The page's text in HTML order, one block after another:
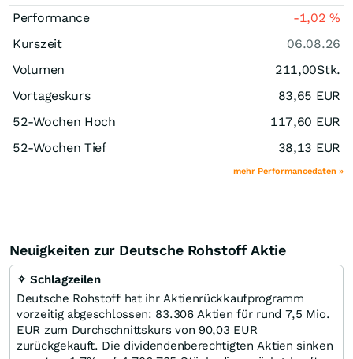
Performance
-1,02%
Kurszeit
06.08.26
Volumen
211,00Stk.
Vortageskurs
83,65 EUR
52-Wochen Hoch
117,60 EUR
52-Wochen Tief
38,13 EUR
mehr Performancedaten »
Neuigkeiten zur Deutsche Rohstoff Aktie
✧ Schlagzeilen
Deutsche Rohstoff hat ihr Aktienrückkaufprogramm
vorzeitig abgeschlossen: 83.306 Aktien für rund 7,5 Mio.
EUR zum Durchschnittskurs von 90,03 EUR
zurückgekauft. Die dividendenberechtigten Aktien sinken